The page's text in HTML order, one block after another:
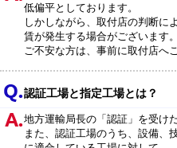
低偏平としております。
しかしながら、取付店の判断に
賃が発生する場合がございます。
ご不安な方は、事前に取付店へ
認証工場と指定工場とは？
地方運輸局長の「認証」を受け
また、認証工場のうち、設備、